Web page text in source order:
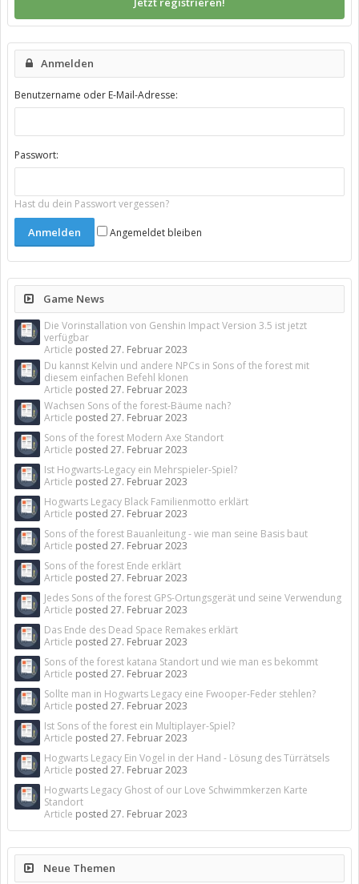
Anmelden
Benutzername oder E-Mail-Adresse:
Passwort:
Hast du dein Passwort vergessen?
Angemeldet bleiben
Game News
Die Vorinstallation von Genshin Impact Version 3.5 ist jetzt
verfügbar
Article posted 27. Februar 2023
Du kannst Kelvin und andere NPCs in Sons of the forest mit
diesem einfachen Befehl klonen
Article posted 27. Februar 2023
Wachsen Sons of the forest-Bäume nach?
Article posted 27. Februar 2023
Sons of the forest Modern Axe Standort
Article posted 27. Februar 2023
Ist Hogwarts-Legacy ein Mehrspieler-Spiel?
Article posted 27. Februar 2023
Hogwarts Legacy Black Familienmotto erklärt
Article posted 27. Februar 2023
Sons of the forest Bauanleitung - wie man seine Basis baut
Article posted 27. Februar 2023
Sons of the forest Ende erklärt
Article posted 27. Februar 2023
Jedes Sons of the forest GPS-Ortungsgerät und seine Verwendung
Article posted 27. Februar 2023
Das Ende des Dead Space Remakes erklärt
Article posted 27. Februar 2023
Sons of the forest katana Standort und wie man es bekommt
Article posted 27. Februar 2023
Sollte man in Hogwarts Legacy eine Fwooper-Feder stehlen?
Article posted 27. Februar 2023
Ist Sons of the forest ein Multiplayer-Spiel?
Article posted 27. Februar 2023
Hogwarts Legacy Ein Vogel in der Hand - Lösung des Türrätsels
Article posted 27. Februar 2023
Hogwarts Legacy Ghost of our Love Schwimmkerzen Karte
Standort
Article posted 27. Februar 2023
Neue Themen